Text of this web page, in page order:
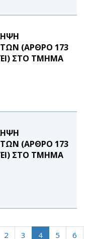
(ΑΡΘΡΟ 173
ΣΤΟ ΤΜΗΜΑ
(ΑΡΘΡΟ 173
ΣΤΟ ΤΜΗΜΑ
2 3 4 5
6